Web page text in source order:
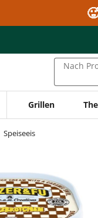
Nach
Grillen
Speiseeis